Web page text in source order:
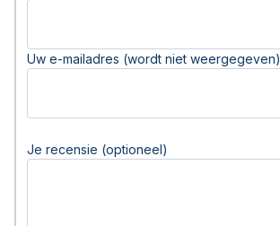
Uw e-mailadres (wordt niet weergegeven)
Je recensie (optioneel)